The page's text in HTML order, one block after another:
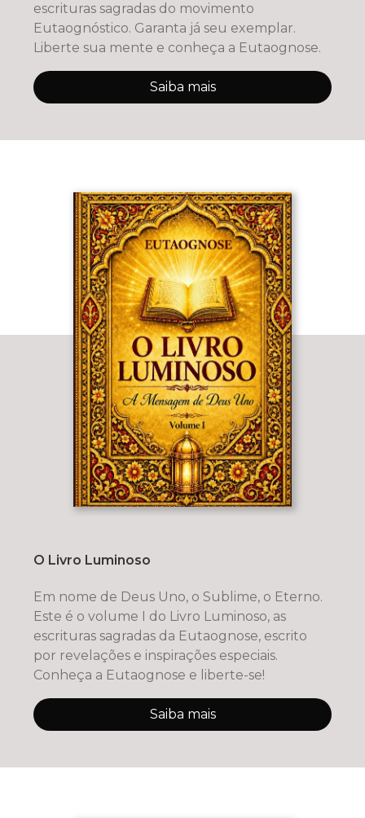
escrituras sagradas do movimento
Eutaognóstico. Garanta já seu exemplar.
Liberte sua mente e conheça a Eutaognose.
Saiba mais
O Livro Luminoso
Em nome de Deus Uno, o Sublime, o Eterno.
Este é o volume I do Livro Luminoso, as
escrituras sagradas da Eutaognose, escrito
por revelações e inspirações especiais.
Conheça a Eutaognose e liberte-se!
Saiba mais